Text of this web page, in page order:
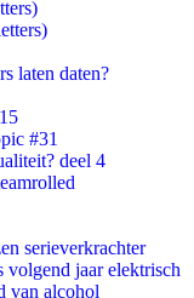
laten daten?
#31
deel 4
serieverkrachter
volgend jaar elektrisch
van alcohol